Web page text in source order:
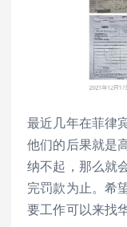
最近几年在菲律
他们的后果就是
纳不起，那么就
完罚款为止。希
要工作可以来找